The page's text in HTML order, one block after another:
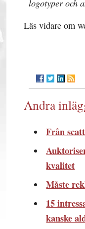
logotyper och
Läs vidare om
Andra
Från
kvalitet
Måste
15
kanske